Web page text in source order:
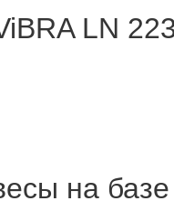
LN
на базе